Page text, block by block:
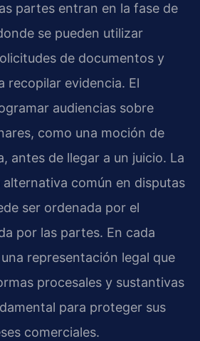
partes entran en la fase de
se pueden utilizar
de documentos y
recopilar evidencia. El
audiencias sobre
como una moción de
antes de llegar a un juicio. La
alternativa común en disputas
ser ordenada por el
por las partes. En cada
representación legal que
procesales y sustantivas
para proteger sus
comerciales.